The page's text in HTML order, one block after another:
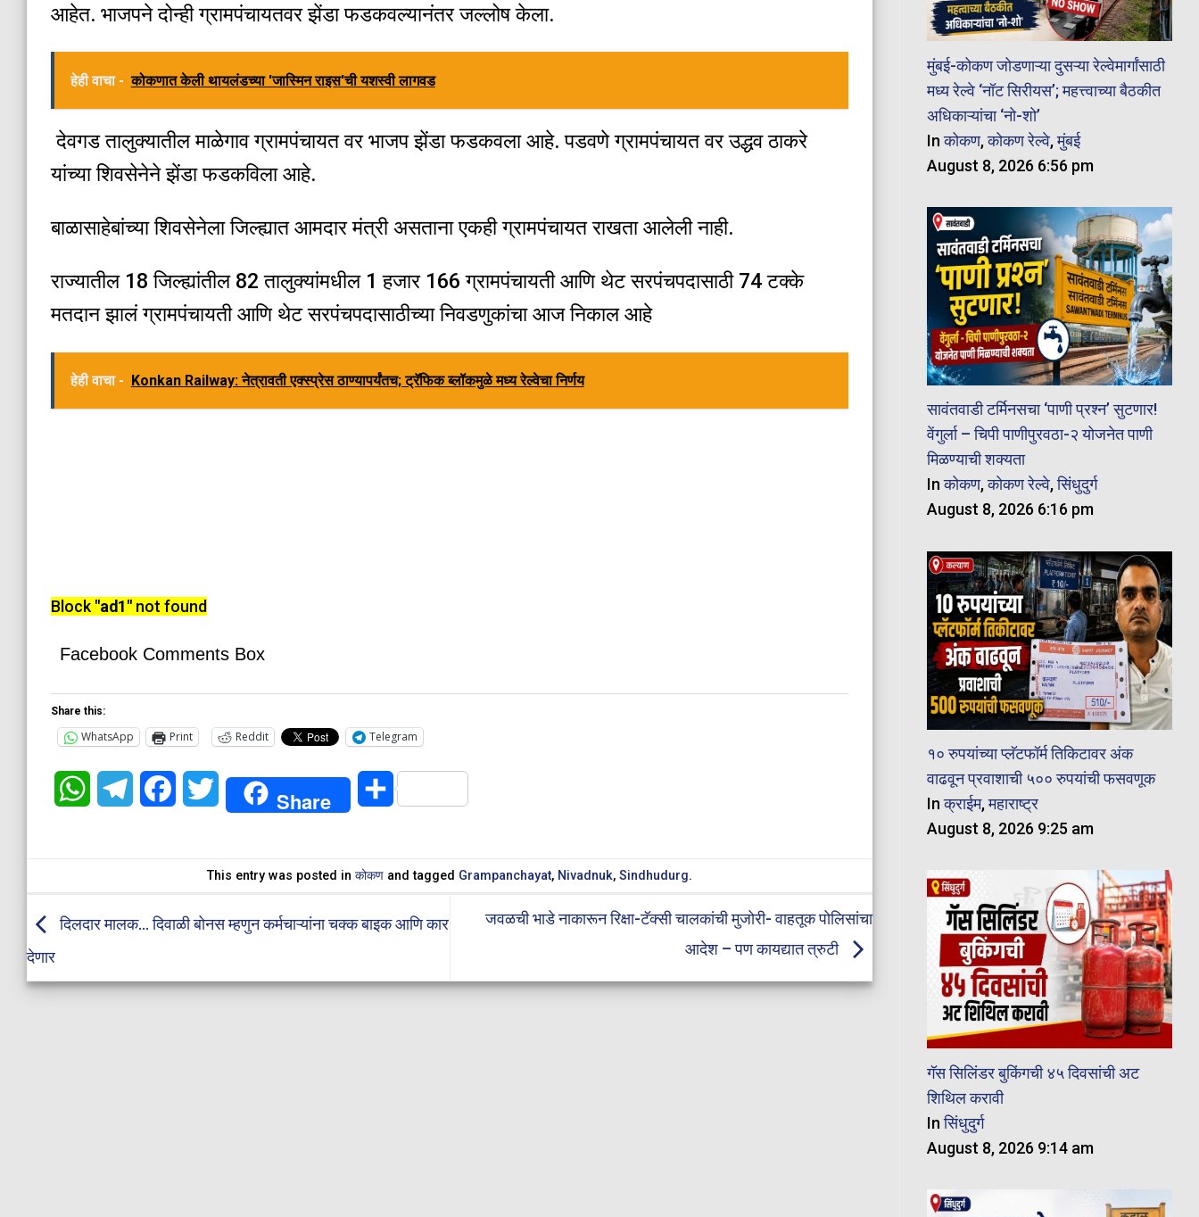
आहेत. भाजपने दोन्ही ग्रामपंचायतवर झेंडा फडकवल्यानंतर जल्लोष केला.
हेही वाचा - कोकणात केली थायलंडच्या 'जास्मिन राइस'ची यशस्वी लागवड
देवगड तालुक्यातील माळेगाव ग्रामपंचायत वर भाजप झेंडा फडकवला आहे. पडवणे ग्रामपंचायत वर उद्धव ठाकरे
यांच्या शिवसेनेने झेंडा फडकविला आहे.
बाळासाहेबांच्या शिवसेनेला जिल्ह्यात आमदार मंत्री असताना एकही ग्रामपंचायत राखता आलेली नाही.
राज्यातील 18 जिल्ह्यांतील 82 तालुक्यांमधील 1 हजार 166 ग्रामपंचायती आणि थेट सरपंचपदासाठी 74 टक्के
मतदान झालं ग्रामपंचायती आणि थेट सरपंचपदासाठीच्या निवडणुकांचा आज निकाल आहे
हेही वाचा - Konkan Railway: नेत्रावती एक्स्प्रेस ठाण्यापर्यंतच; ट्रॅफिक ब्लॉकमुळे मध्य रेल्वेचा निर्णय
Block "ad1"not found
Facebook Comments Box
Share this:
WhatsApp Print Reddit Telegram
WhatsAppTelegramFacebookTwitter Share Share
This entry was posted in कोकण and tagged Grampanchayat, Nivadnuk, Sindhudurg.
दिलदार मालक… दिवाळी बोनस म्हणुन कर्मचाऱ्यांना चक्क बाइक आणि कार
देणार
जवळची भाडे नाकारून रिक्षा-टॅक्सी चालकांची मुजोरी- वाहतूक पोलिसांचा
आदेश – पण कायद्यात त्रुटी
मुंबई-कोकण जोडणाऱ्या दुसऱ्या रेल्वेमार्गांसाठी
मध्य रेल्वे ‘नॉट सिरीयस’; महत्त्वाच्या बैठकीत
अधिकाऱ्यांचा ‘नो-शो’
Inकोकण,कोकण रेल्वे,मुंबई
August 8, 2026 6:56 pm
सावंतवाडी टर्मिनसचा ‘पाणी प्रश्न’ सुटणार!
वेंगुर्ला – चिपी पाणीपुरवठा-२ योजनेत पाणी
मिळण्याची शक्यता
Inकोकण,कोकण रेल्वे,सिंधुदुर्ग
August 8, 2026 6:16 pm
१० रुपयांच्या प्लॅटफॉर्म तिकिटावर अंक
वाढवून प्रवाशाची ५०० रुपयांची फसवणूक
Inक्राईम,महाराष्ट्र
August 8, 2026 9:25 am
गॅस सिलिंडर बुकिंगची ४५ दिवसांची अट
शिथिल करावी
Inसिंधुदुर्ग
August 8, 2026 9:14 am